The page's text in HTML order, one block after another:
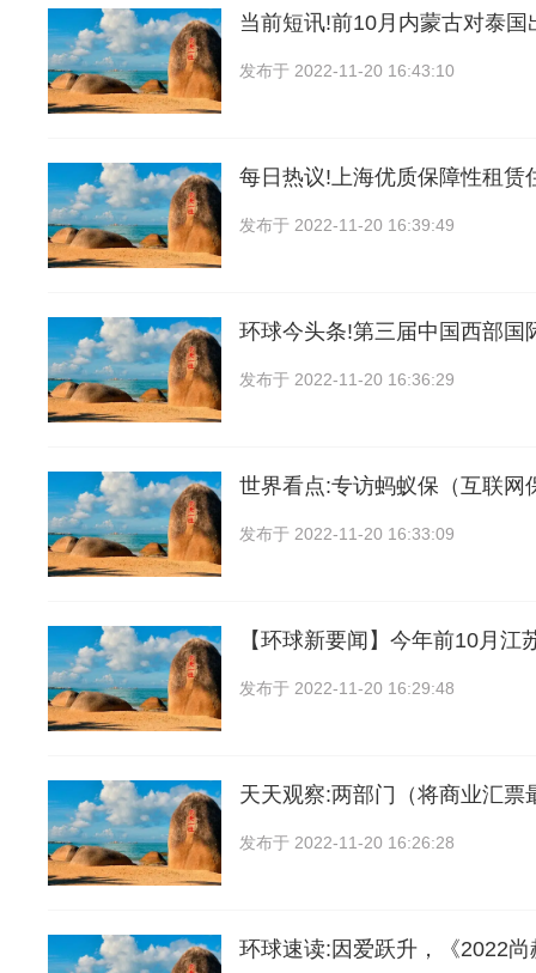
当前短讯!前10月内蒙古对泰国
发布于 2022-11-20 16:43:10
每日热议!上海优质保障性租赁
发布于 2022-11-20 16:39:49
环球今头条!第三届中国西部国
发布于 2022-11-20 16:36:29
世界看点:专访蚂蚁保（互联网
发布于 2022-11-20 16:33:09
【环球新要闻】今年前10月江
发布于 2022-11-20 16:29:48
天天观察:两部门（将商业汇票
发布于 2022-11-20 16:26:28
环球速读:因爱跃升，《2022